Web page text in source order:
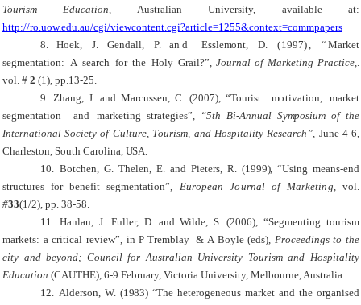
Tourism Education , Australian University, available at:
http://ro.uow.edu.au/cgi/viewcontent.cgi?article=1255&context=commpapers
8.
Hoek J. Gendall P.and Esslemont D. (1997), “ Market
segmentation: A search for the Holy Grail?”,Journal of Marketing Practice
vol. # 2 (1), pp .13-25.
9.
Zhang J. and Marcussen ,C . (2007), “Tourist motivation, market
segmentation and marketing strategies”, “5th Bi-Annual Symposium ofthe
International Society of Culture, Tourism , and Hospitality Research” June 4-6,
Charleston, South Carolina, USA
10.
Botchen G. Thelen E. and Pieters, R. (1999), “Usingmeans-end
structures for benefit segmentation”, European Journal of Marketing
vol.
#33(1/2), pp. 38-58.
11.
Hanlan , J. Fuller, D. and Wilde, S. (2006), “Segmenting tourism
markets: a critical review”, in P Tremblay & A Boyle (eds) Proceedings to the
city and beyond; Council for Australian University Tourism and Hospitality
Education (CAUTHE) , 6-9 February, Victoria University, Melbourne, Australia
12.
Alderson W. (1983) “The heterogeneous market and the organised